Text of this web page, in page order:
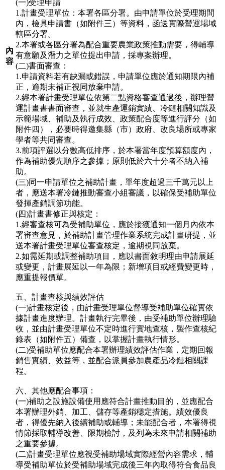
內
容
(一)受理申請
1.計畫受理單位：本署各區分署。由申請單位於受理期間
內，檢具申請書（如附件三）等資料，函送實際營運場域
轄區分署。
2.本署或各區分署為配合重要農業政策推動需要，得輔導
有意願及潛力之單位提出申請，採專案辦理。
(二)書面審查：
1.申請資料若有缺漏或錯誤，申請單位應於通知期限內補
正，逾期未補正視同放棄申請。
2.經本署計畫受理單位依第二點資格審查通過後，辦理營
運計畫書書面審查，並就生產運銷實績、冷鏈相關知識及
示範場域、補助及執行成效、政策配合度等進行評分（如
附件四），必要時得邀集縣（市）政府、改良場所或專家
學者等共同審查。
3.前項評選以分數高低排序，於本署當年度預算額度內，
作為補助優先順序之參據；原則低於六十分者不納入補
助。
(三)同一申請單位之補助計畫，單年度超過三千萬元以上
者，應送本署冷鏈推動審查小組審議，以確保受補助單位
發揮產銷調節功能。
(四)計畫書修正與核定：
1.經審查核可為受補助單位，應於接獲通知一個月內依本
署審查意見，於補助計畫管理作業系統完成計畫研提，並
送本署計畫受理單位審查核定，逾期視同放棄。
2.如需延期或調整補助項目，應以書面敘明理由申請展延
或變更，計畫展延以一年為限；新增項目或經費變更時，
應重提報價單。
五、計畫查核與績效評估
(一)計畫核定後，由計畫受理單位督導受補助單位確實依
據計畫進度辦理。計畫執行完畢後，由受補助單位辦理驗
收，並由計畫受理單位不定時進行實地查核，製作查核紀
錄表（如附件五）備查，以掌握計畫執行情形。
(二)受補助單位應配合本署辦理績效評估作業，定期回報
銷售實績、效益等，並配合派員參加農產品冷鏈相關課
程。
六、其他應配合事項：
(一)補助之設施設備使用應符合計畫推動目的，並應配合
本署辦理外銷、加工、儲存等產銷穩定措施。績效優良
者，得優先納入後續補助或輔導；未能配合者，本署得視
情節採取輔導改善、限期檢討，及列為未來申請相關補助
之重要參據。
(二)計畫受理單位應視受補助場域實際經營內容需求，輔
導受補助單位於受補助場域完成後三年內取得符合食品良